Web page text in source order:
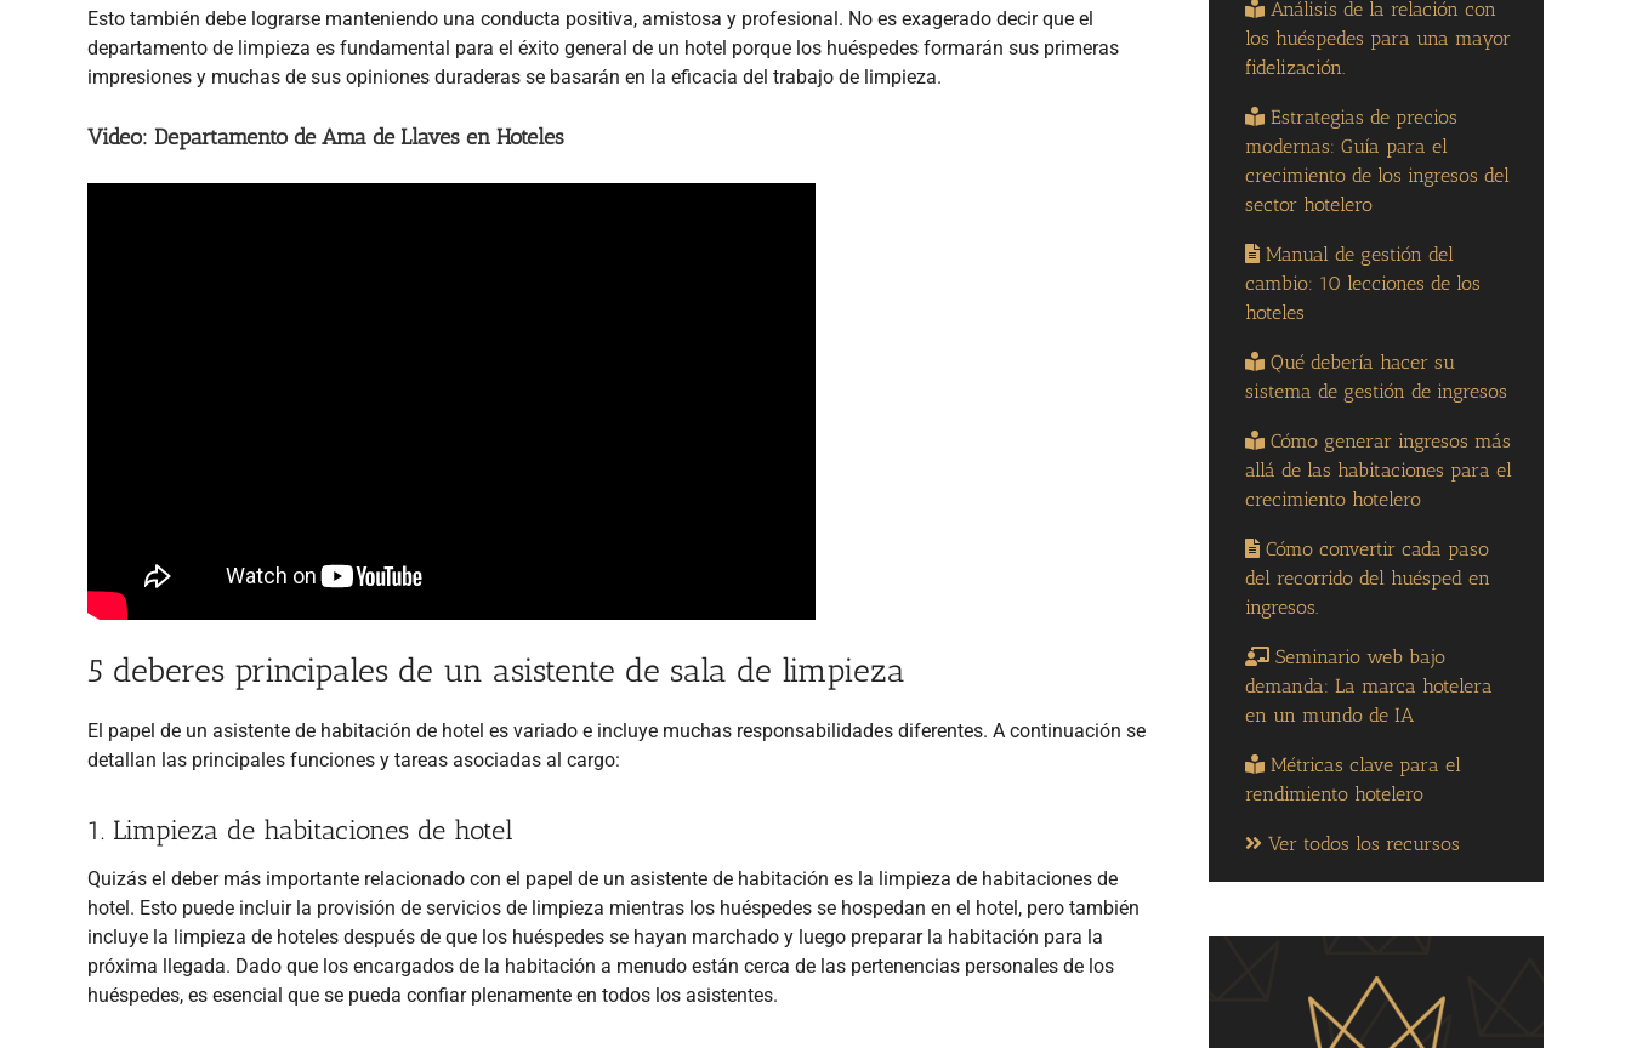
Esto también debe lograrse manteniendo una conducta positiva, amistosa y profesional. No es exagerado decir que el
departamento de limpieza es fundamental para el éxito general de un hotel porque los huéspedes formarán sus primeras
impresiones y muchas de sus opiniones duraderas se basarán en la eficacia del trabajo de limpieza.
Video: Departamento de Ama de Llaves en Hoteles
5 deberes principales de un asistente de sala de limpieza
El papel de un asistente de habitación de hotel es variado e incluye muchas responsabilidades diferentes. A continuación se
detallan las principales funciones y tareas asociadas al cargo:
1. Limpieza de habitaciones de hotel
Quizás el deber más importante relacionado con el papel de un asistente de habitación es la limpieza de habitaciones de
hotel. Esto puede incluir la provisión de servicios de limpieza mientras los huéspedes se hospedan en el hotel, pero también
incluye la limpieza de hoteles después de que los huéspedes se hayan marchado y luego preparar la habitación para la
próxima llegada. Dado que los encargados de la habitación a menudo están cerca de las pertenencias personales de los
huéspedes, es esencial que se pueda confiar plenamente en todos los asistentes.
Análisis de la relación con
los huéspedes para una mayor
fidelización.
Estrategias de precios
modernas: Guía para el
crecimiento de los ingresos del
sector hotelero
Manual de gestión del
cambio: 10 lecciones de los
hoteles
Qué debería hacer su
sistema de gestión de ingresos
Cómo generar ingresos más
allá de las habitaciones para el
crecimiento hotelero
Cómo convertir cada paso
del recorrido del huésped en
ingresos.
Seminario web bajo
demanda: La marca hotelera
en un mundo de IA
Métricas clave para el
rendimiento hotelero
Ver todos los recursos